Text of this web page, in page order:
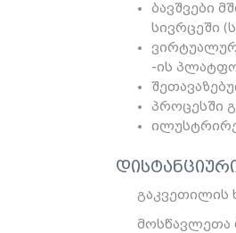
ბავშვები
სივრცეში
ვირტუალურ
-ის
პროცესში
გაკვეთილის
მოსწავლეთა